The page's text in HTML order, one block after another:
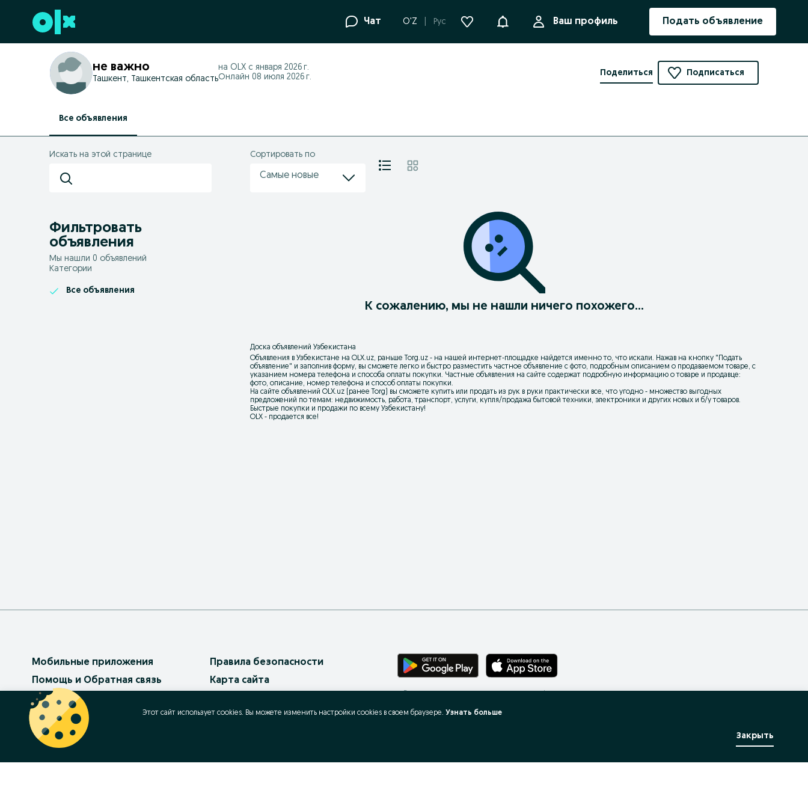
Перейти к нижнему колонтитулу Чат O'Z Рус УведомленияВаш профиль Подать объявление
не важно
Ташкент, Ташкентская область
на OLX с января 2026 г.
Онлайн 08 июля 2026 г.
Подписаться
Поделиться
Все объявления
Искать на этой странице
Фильтровать
объявления
Мы нашли 0 объявлений
Категории
Все объявления
Сортировать по
Самые новые
К сожалению, мы не нашли ничего похожего...
Доска объявлений Узбекистана
Объявления в Узбекистане на OLX.uz, раньше Torg.uz - на нашей интернет-площадке найдется именно то, что искали. Нажав на кнопку " Подать
объявление" и заполнив форму, вы сможете легко и быстро разместить частное объявление с фото, подробным описанием о продаваемом товаре, с
указанием номера телефона и способа оплаты покупки. Частные объявления на сайте содержат подробную информацию о товаре и продавце:
фото, описание, номер телефона и способ оплаты покупки.
На сайте объявлений OLX.uz (ранее Torg) вы сможете купить или продать из рук в руки практически все, что угодно - множество выгодных
предложений по темам: недвижимость, работа, транспорт, услуги, купля/продажа бытовой техники, электроники и других новых и б/у товаров.
Быстрые покупки и продажи по всему Узбекистану!
OLX - продается все!
Мобильные приложения
Помощь и Обратная связь
Платные услуги
Бизнес на OLX
Условия использования
Правила безопасности
Карта сайта
Карта бизнес-страницы
Этот сайт использует cookies. Вы можете изменить настройки cookies в своeм браузере. Узнать больше
Закрыть